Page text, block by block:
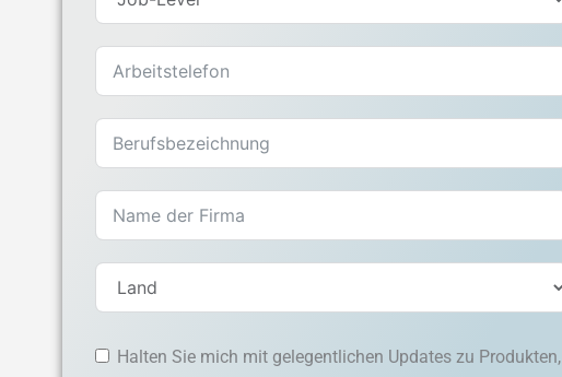
Halten Sie mich mit gelegentlichen Updates zu Produkten,